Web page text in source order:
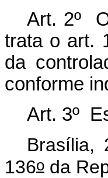
Art. 2º
trata o art.
da
conforme
Art. 3º
Brasília,
136o da